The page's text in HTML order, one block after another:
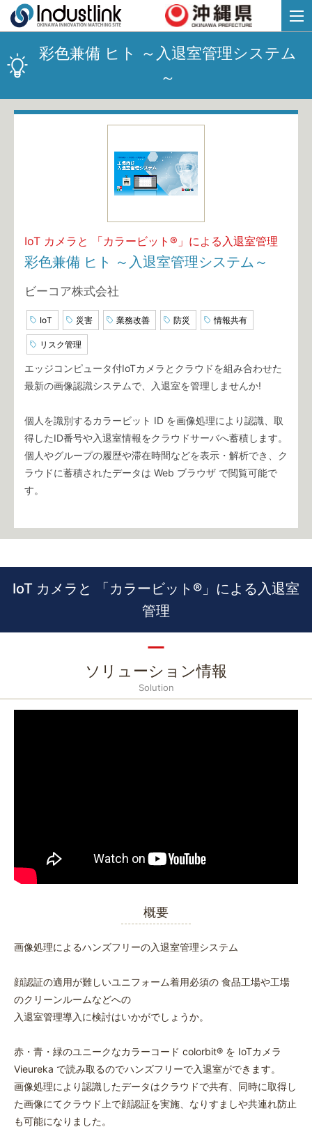
彩色兼備 ヒト ～入退室管理システム
～
IoT カメラと 「カラービット®」による入退室管理
彩色兼備 ヒト ～入退室管理システム～
ビーコア株式会社
IoT 災害 業務改善 防災 情報共有
リスク管理
エッジコンピュータ付IoTカメラとクラウドを組み合わせた
最新の画像認識システムで、入退室を管理しませんか!
個人を識別するカラービット ID を画像処理により認識、取
得したID番号や入退室情報をクラウドサーバへ蓄積します。
個人やグループの履歴や滞在時間などを表示・解析でき、ク
ラウドに蓄積されたデータは Web ブラウザ で閲覧可能で
す。
IoT カメラと 「カラービット®」による入退室
管理
ソリューション情報
Solution
概要
画像処理によるハンズフリーの入退室管理システム
顔認証の適用が難しいユニフォーム着用必須の 食品工場や工場
のクリーンルームなどへの
入退室管理導入に検討はいかがでしょうか。
赤・青・緑のユニークなカラーコード colorbit®︎ を IoTカメラ
Vieureka で読み取るのでハンズフリーで入退室ができます。
画像処理により認識したデータはクラウドで共有、同時に取得し
た画像にてクラウド上で顔認証を実施、なりすましや共連れ防止
も可能になりました。